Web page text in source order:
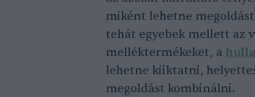
miként lehetne
tehát egyebek mellett az
melléktermékeket, a
lehetne kiiktatni,
megoldást kombinálni.